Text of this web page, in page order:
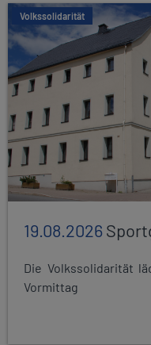
Volkssolidarität
19.08.2026
Die Volkssolidarität
Vormittag